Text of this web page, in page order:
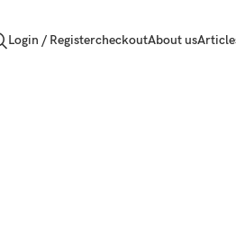
About us
checkout
Login / Register